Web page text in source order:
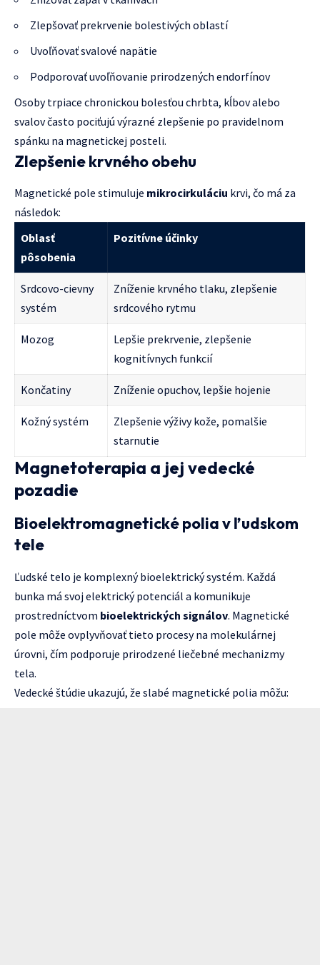
Zlepšovať prekrvenie bolestivých oblastí
Uvoľňovať svalové napätie
Podporovať uvoľňovanie prirodzených endorfínov
Osoby trpiace chronickou bolesťou chrbta, kĺbov alebo
svalov často pociťujú výrazné zlepšenie po pravidelnom
spánku na magnetickej posteli.
Zlepšenie krvného obehu
Magnetické pole stimuluje mikrocirkuláciu krvi, čo má za
následok:
Oblasť
pôsobenia
Pozitívne účinky
Srdcovo-cievny
systém
Zníženie krvného tlaku, zlepšenie
srdcového rytmu
Mozog
Lepšie prekrvenie, zlepšenie
kognitívnych funkcií
Končatiny Zníženie opuchov, lepšie hojenie
Kožný systém
Zlepšenie výživy kože, pomalšie
starnutie
Magnetoterapia a jej vedecké
pozadie
Bioelektromagnetické polia v ľudskom
tele
Ľudské telo je komplexný bioelektrický systém. Každá
bunka má svoj elektrický potenciál a komunikuje
prostredníctvom bioelektrických signálov. Magnetické
pole môže ovplyvňovať tieto procesy na molekulárnej
úrovni, čím podporuje prirodzené liečebné mechanizmy
tela.
Vedecké štúdie ukazujú, že slabé magnetické polia môžu: